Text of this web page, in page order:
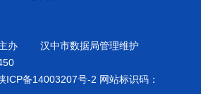
办
汉中市数据局管理维护
ICP备14003207号-2 网站标识码：